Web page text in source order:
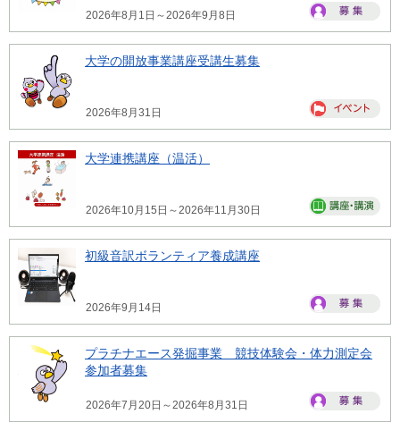
2026年8月1日～2026年9月8日
大学の開放事業講座受講生募集
2026年8月31日
大学連携講座（温活）
2026年10月15日～2026年11月30日
初級音訳ボランティア養成講座
2026年9月14日
プラチナエース発掘事業 競技体験会・体力測定会
参加者募集
2026年7月20日～2026年8月31日